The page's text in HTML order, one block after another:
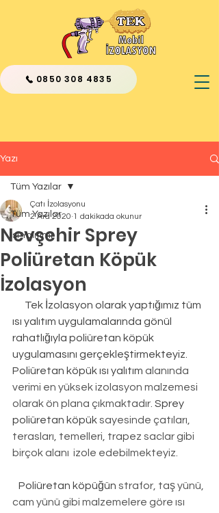
0850 308 4835
Yazı
Tüm Yazılar
Isı Yalıtımı
Tüm Yazılar
Nevşehir Sprey
Poliüretan Köpük
İzolasyon
Çatı İzolasyonu
2 Ara 2020 1 dakikada okunur
ısı yalıtım uygulamalarında gönül
rahatlığıyla poliüretan köpük
uygulamasını gerçekleştirmekteyiz.
Poliüretan köpük ısı yalıtım alanında
verimi en yüksek izolasyon malzemesi
olarak ön plana çıkmaktadır. Sprey
poliüretan köpük sayesinde çatıları,
terasları, temelleri, trapez saclar gibi
birçok alanı  izole edebilmekteyiz.
Poliüretan köpüğün strafor, taş yünü,
cam yünü gibi malzemelere göre ısı